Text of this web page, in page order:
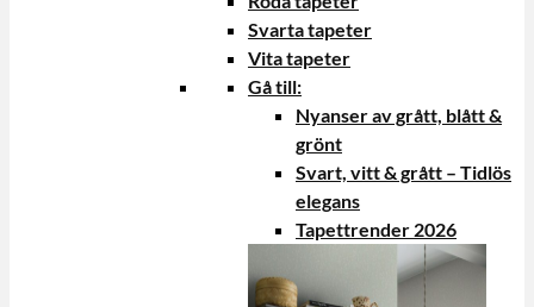
Svarta tapeter
Vita tapeter
Gå till:
Nyanser av grått, blått &
grönt
Svart, vitt & grått – Tidlös
elegans
Tapettrender 2026